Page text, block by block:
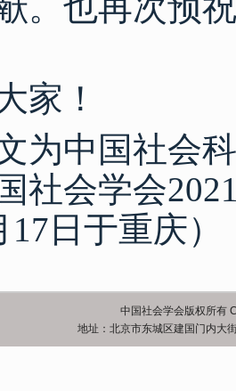
！
中国社会科
社会学会
日于重庆）
中国社会学会版权所有
地址：北京市东城区建国门内